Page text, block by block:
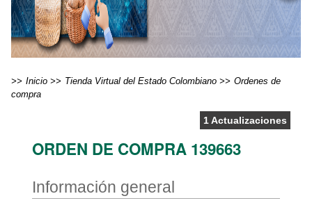
Inicio Tienda Virtual del Estado Colombiano
Ordenes de
compra
1 Actualizaciones
ORDEN DE COMPRA 139663
Información general